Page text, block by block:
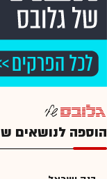
הוספה לנושאים